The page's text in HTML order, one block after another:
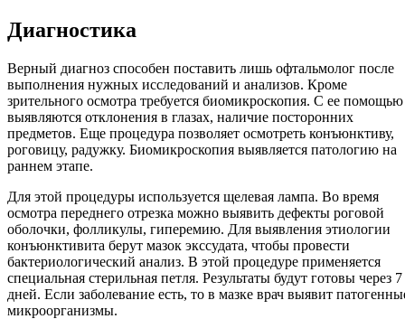
Диагностика
Верный диагноз способен поставить лишь офтальмолог после
выполнения нужных исследований и анализов. Кроме
зрительного осмотра требуется биомикроскопия. С ее помощью
выявляются отклонения в глазах, наличие посторонних
предметов. Еще процедура позволяет осмотреть конъюнктиву,
роговицу, радужку. Биомикроскопия выявляется патологию на
раннем этапе.
Для этой процедуры используется щелевая лампа. Во время
осмотра переднего отрезка можно выявить дефекты роговой
оболочки, фолликулы, гиперемию. Для выявления этиологии
конъюнктивита берут мазок экссудата, чтобы провести
бактериологический анализ. В этой процедуре применяется
специальная стерильная петля. Результаты будут готовы через 7
дней. Если заболевание есть, то в мазке врач выявит
микроорганизмы.